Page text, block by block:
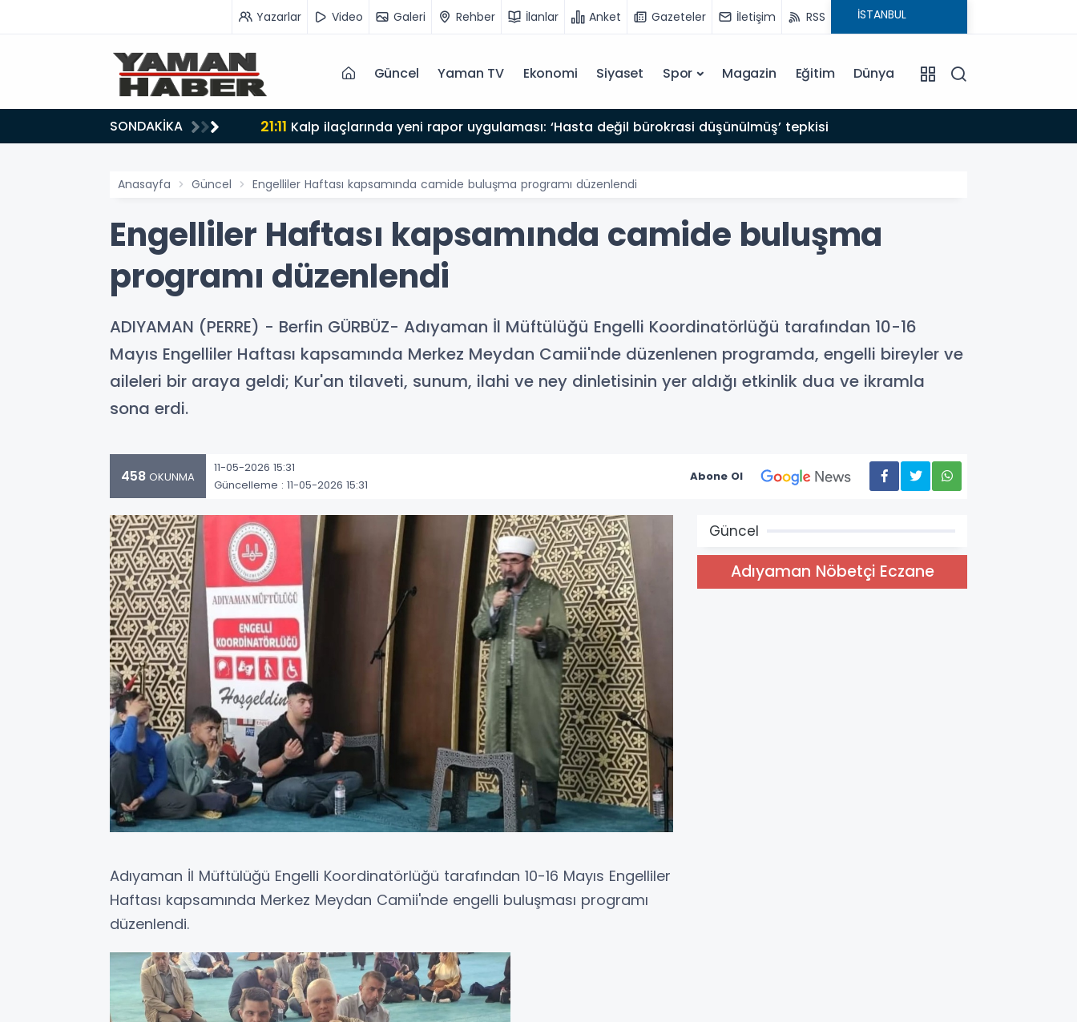
Yazarlar Video Galeri Rehber İlanlar Anket Gazeteler İletişim RSS
Güncel Yaman TV Ekonomi Siyaset Spor Magazin Eğitim Dünya
SONDAKİKA
liralık destek 21:11 Kalp ilaçlarında yeni rapor uygulaması: ‘Hasta değil bürokrasi düşünülmüş’ tepkisi
Anasayfa Güncel Engelliler Haftası kapsamında camide buluşma programı düzenlendi
Engelliler Haftası kapsamında camide buluşma
programı düzenlendi
ADIYAMAN (PERRE) - Berfin GÜRBÜZ- Adıyaman İl Müftülüğü Engelli Koordinatörlüğü tarafından 10-16
Mayıs Engelliler Haftası kapsamında Merkez Meydan Camii'nde düzenlenen programda, engelli bireyler ve
aileleri bir araya geldi; Kur'an tilaveti, sunum, ilahi ve ney dinletisinin yer aldığı etkinlik dua ve ikramla
sona erdi.
458 OKUNMA
11-05-2026 15:31
Güncelleme : 11-05-2026 15:31
Abone Ol
Adıyaman İl Müftülüğü Engelli Koordinatörlüğü tarafından 10-16 Mayıs Engelliler
Haftası kapsamında Merkez Meydan Camii'nde engelli buluşması programı
düzenlendi.
Güncel
Adıyaman Nöbetçi Eczane